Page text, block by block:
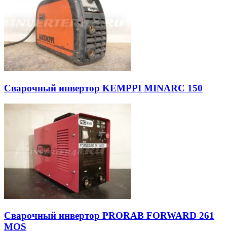
Сварочный инвертор KEMPPI MINARC 150
Сварочный инвертор PRORAB FORWARD 261
MOS